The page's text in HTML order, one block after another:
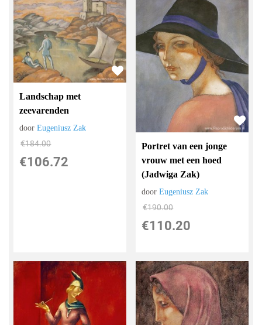
Landschap met
zeevarenden
doorEugeniusz Zak
€184.00
€106.72
Portret van een jonge
vrouw met een hoed
(Jadwiga Zak)
doorEugeniusz Zak
€190.00
€110.20